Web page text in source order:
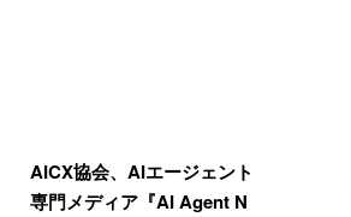
AICX協会、AIエージェント
専門メディア『AI Agent N